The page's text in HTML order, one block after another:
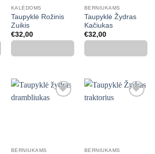
KALĖDOMS
Taupyklė Rožinis
Zuikis
€32,00
BERNIUKAMS
Taupyklė Žydras
Kačiukas
€32,00
BERNIUKAMS BERNIUKAMS